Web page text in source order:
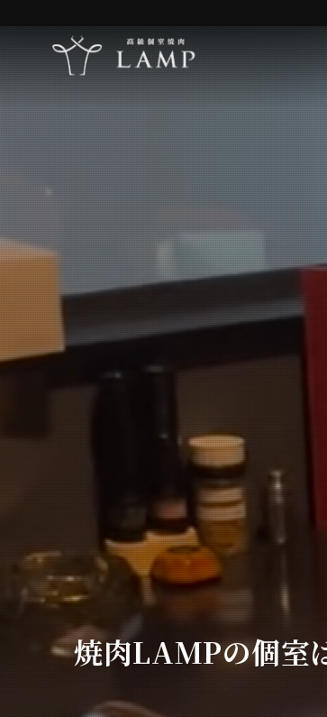
コンセプト
体験
メニュー
オンラインショップ
お問い合わせ
焼肉LAMPの個室